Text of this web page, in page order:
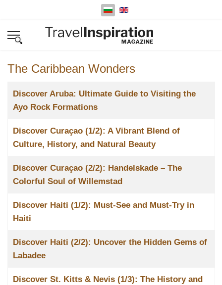
Изберете език
The Caribbean Wonders
Заглавие
Discover Aruba: Ultimate Guide to Visiting the
Ayo Rock Formations
Discover Curaçao (1/2): A Vibrant Blend of
Culture, History, and Natural Beauty
Discover Curaçao (2/2): Handelskade – The
Colorful Soul of Willemstad
Discover Haiti (1/2): Must-See and Must-Try in
Haiti
Discover Haiti (2/2): Uncover the Hidden Gems of
Labadee
Discover St. Kitts & Nevis (1/3): The History and